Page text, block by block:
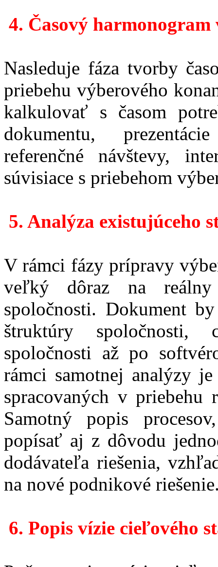
4. Časový
Nasleduje fáza tvorby
priebehu výberového
kalkulovať s časom
dokumentu,
referenčné návštevy,
súvisiace s priebehom
5. Analýza existujúceho
V rámci fázy prípravy
veľký dôraz na
spoločnosti. Dokument
štruktúry spoločnosti,
spoločnosti až po
rámci samotnej analýzy
spracovaných v priebehu
Samotný popis
popísať aj z dôvodu
dodávateľa riešenia,
na nové podnikové
6. Popis vízie cieľového